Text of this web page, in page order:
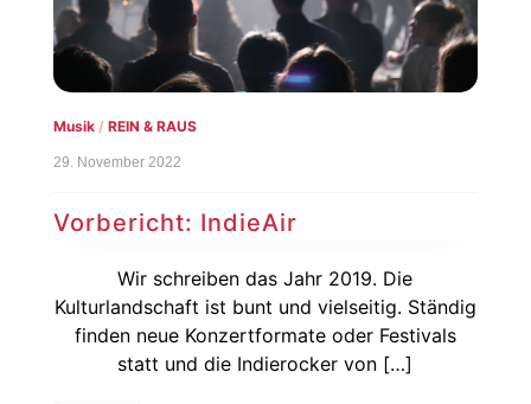
Musik/ REIN & RAUS
29. November 2022
Vorbericht: IndieAir
Wir schreiben das Jahr 2019. Die
Kulturlandschaft ist bunt und vielseitig. Ständig
finden neue Konzertformate oder Festivals
statt und die Indierocker von […]